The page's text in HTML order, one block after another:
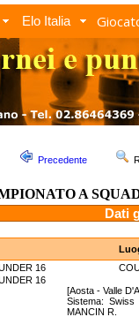
Elo Italia
Precedente
A
Dati
16
UNDER 16
[Aosta - Valle
Sistema:
MANCIN R.